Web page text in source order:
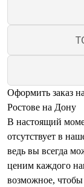
Оформить заказ
Ростове на Дону
В настоящий
отсутствует в
ведь вы всегда
ценим каждого
возможное, чтобы